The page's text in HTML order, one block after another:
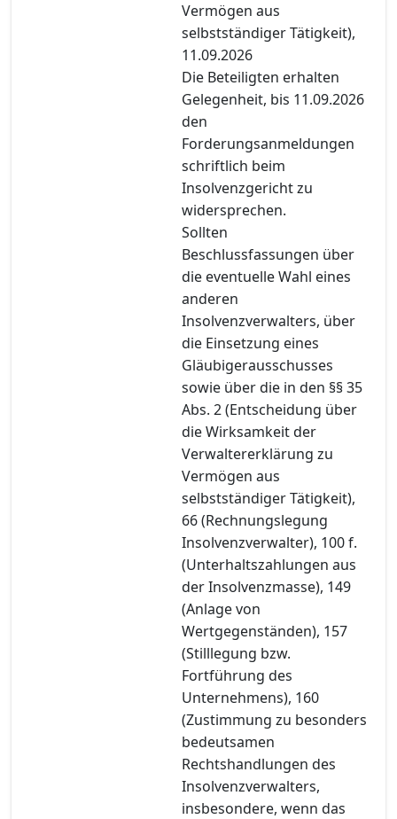
Vermögen aus
selbstständiger Tätigkeit),
11.09.2026
Die Beteiligten erhalten
Gelegenheit, bis 11.09.2026
den
Forderungsanmeldungen
schriftlich beim
Insolvenzgericht zu
widersprechen.
Sollten
Beschlussfassungen über
die eventuelle Wahl eines
anderen
Insolvenzverwalters, über
die Einsetzung eines
Gläubigerausschusses
sowie über die in den §§ 35
Abs. 2 (Entscheidung über
die Wirksamkeit der
Verwaltererklärung zu
Vermögen aus
selbstständiger Tätigkeit),
66 (Rechnungslegung
Insolvenzverwalter), 100 f.
(Unterhaltszahlungen aus
der Insolvenzmasse), 149
(Anlage von
Wertgegenständen), 157
(Stilllegung bzw.
Fortführung des
Unternehmens), 160
(Zustimmung zu besonders
bedeutsamen
Rechtshandlungen des
Insolvenzverwalters,
insbesondere, wenn das